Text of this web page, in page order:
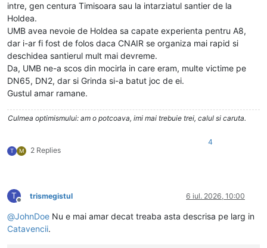
intre, gen centura Timisoara sau la intarziatul santier de la
Holdea.
UMB avea nevoie de Holdea sa capate experienta pentru A8,
dar i-ar fi fost de folos daca CNAIR se organiza mai rapid si
deschidea santierul mult mai devreme.
Da, UMB ne-a scos din mocirla in care eram, multe victime pe
DN65, DN2, dar si Grinda si-a batut joc de ei.
Gustul amar ramane.
Culmea optimismului: am o potcoava, imi mai trebuie trei, calul si caruta.
T M 2 Replies
4
T
Deconectat
trismegistul 6 iul. 2026, 10:00
@JohnDoe Nu e mai amar decat treaba asta descrisa pe larg in
Catavencii.